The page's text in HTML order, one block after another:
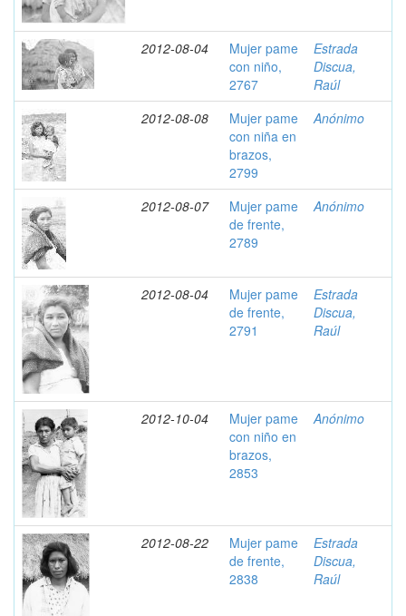
2012-08-04
Mujer pame
con niño,
2767
Estrada
Discua,
Raúl
2012-08-08
Mujer pame
con niña en
brazos,
2799
Anónimo
2012-08-07
Mujer pame
de frente,
2789
Anónimo
2012-08-04
Mujer pame
de frente,
2791
Estrada
Discua,
Raúl
2012-10-04
Mujer pame
con niño en
brazos,
2853
Anónimo
2012-08-22
Mujer pame
de frente,
2838
Estrada
Discua,
Raúl